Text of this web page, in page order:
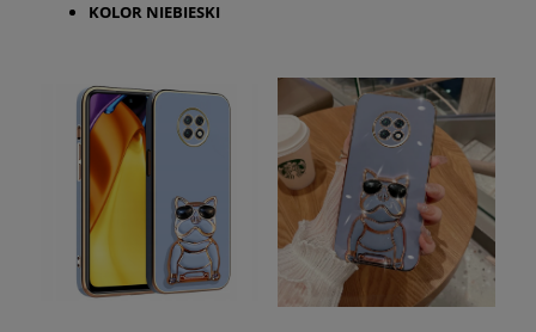
KOLOR NIEBIESKI